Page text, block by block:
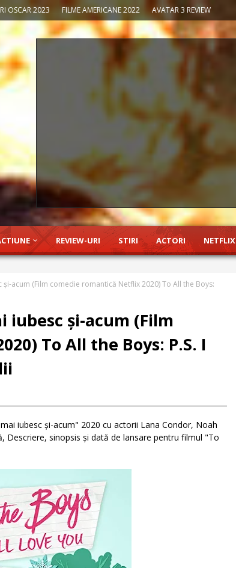
OSCAR 2023 FILME AMERICANE 2022 AVATAR 3 REVIEW
REVIEW-URI STIRI ACTORI NETFLIX
acum (Film comedie romantică Netflix 2020) To All the Boys:
iubesc și-acum (Film
To All the Boys: P.S. I
iubesc și-acum" 2020 cu actorii Lana Condor, Noah
Descriere, sinopsis și dată de lansare pentru filmul "To